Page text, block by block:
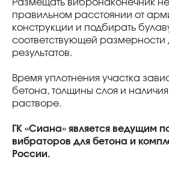
Размещать вибронаконечник
правильном расстоянии от
конструкции и подбирать
соответствующей размерности
результатов.
Время уплотнения участка
бетона, толщины слоя и
растворе.
ГК «Сиана» является ведущим
вибраторов для бетона и
России.